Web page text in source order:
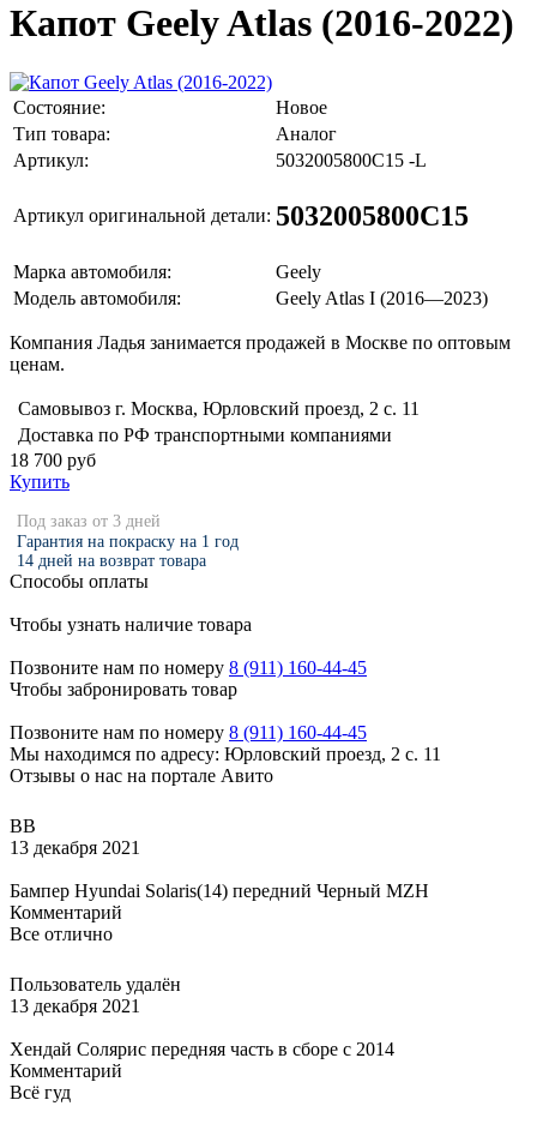
Капот Geely Atlas (2016-2022)
Состояние:
Новое
Тип товара:
Аналог
Артикул:
5032005800C15 -L
Артикул оригинальной детали: 5032005800C15
Марка автомобиля:
Geely
Модель автомобиля:
Geely Atlas I (2016—2023)
Компания Ладья занимается продажей в Москве по оптовым
ценам.
Самовывоз г. Москва, Юрловский проезд, 2 с. 11
Доставка по РФ транспортными компаниями
18 700 руб
Купить
Под заказ от 3 дней
Гарантия на покраску на 1 год
14 дней на возврат товара
Способы оплаты
Чтобы узнать наличие товара
Позвоните нам по номеру 8 (911) 160-44-45
Чтобы забронировать товар
Позвоните нам по номеру 8 (911) 160-44-45
Мы находимся по адресу: Юрловский проезд, 2 с. 11
Отзывы о нас на портале Авито
ВВ
13 декабря 2021
Бампер Hyundai Solaris(14) передний Черный MZH
Комментарий
Все отлично
Пользователь удалён
13 декабря 2021
Хендай Солярис передняя часть в сборе с 2014
Комментарий
Всё гуд